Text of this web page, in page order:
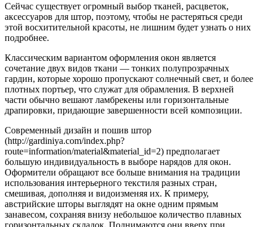
Сейчас существует огромный выбор тканей, расцветок,
аксессуаров для штор, поэтому, чтобы не растеряться среди
этой восхитительной красоты, не лишним будет узнать о них
подробнее.
Классическим вариантом оформления окон является
сочетание двух видов ткани — тонких полупрозрачных
гардин, которые хорошо пропускают солнечный свет, и более
плотных портьер, что служат для обрамления. В верхней
части обычно вешают ламбрекены или горизонтальные
драпировки, придающие завершенности всей композиции.
Современный дизайн и пошив штор
(http://gardiniya.com/index.php?
route=information/material&material_id=2) предполагает
большую индивидуальность в выборе нарядов для окон.
Оформители обращают все больше внимания на традиции
использования интерьерного текстиля разных стран,
смешивая, дополняя и видоизменяя их. К примеру,
австрийские шторы выглядят на окне одним прямым
занавесом, сохраняя внизу небольшое количество плавных
горизонтальных складок. Поднимаются они вверх при